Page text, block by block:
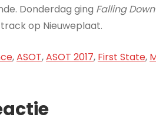
Donderdag ging Falling Down
op Nieuweplaat.
,ASOT,ASOT 2017, First State,